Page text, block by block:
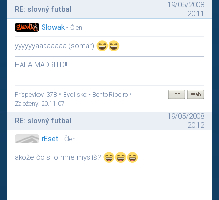
RE: slovný futbal
19/05/2008
20:11
Slowak - Člen
yyyyyyaaaaaaaa (somár)
HALA MADRIIIID!!!
Príspevkov: 378 • Bydlisko: • Bento Ribeiro •
Založený: 20.11.07
RE: slovný futbal
19/05/2008
20:12
rEset - Člen
akože čo si o mne myslíš?